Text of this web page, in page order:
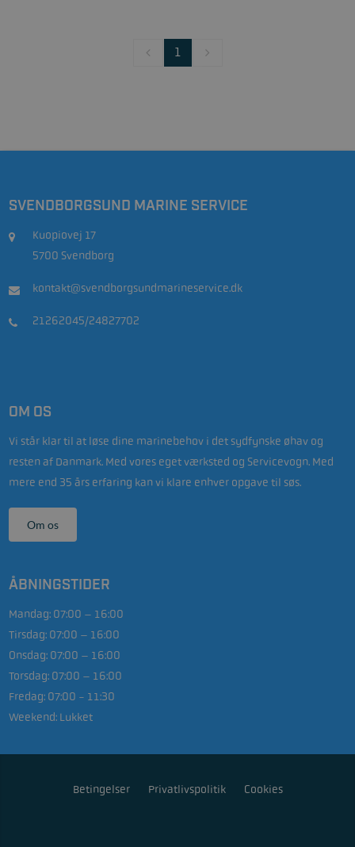
1
SVENDBORGSUND MARINE SERVICE
Kuopiovej 17
5700 Svendborg
kontakt@svendborgsundmarineservice.dk
21262045/24827702
OM OS
Vi står klar til at løse dine marinebehov i det sydfynske øhav og
resten af Danmark. Med vores eget værksted og Servicevogn. Med
mere end 35 års erfaring kan vi klare enhver opgave til søs.
Om os
ÅBNINGSTIDER
Mandag:07:00 – 16:00
Tirsdag:07:00 – 16:00
Onsdag:07:00 – 16:00
Torsdag:07:00 – 16:00
Fredag:07:00 - 11:30
Weekend:Lukket
Betingelser Privatlivspolitik Cookies